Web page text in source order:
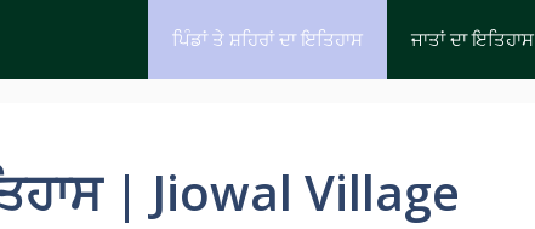
ਪਿੰਡਾਂ ਤੇ ਸ਼ਹਿਰਾਂ ਦਾ ਇਤਿਹਾਸ ਜਾਤਾਂ ਦਾ ਇਤਿਹਾਸ
| Jiowal Village